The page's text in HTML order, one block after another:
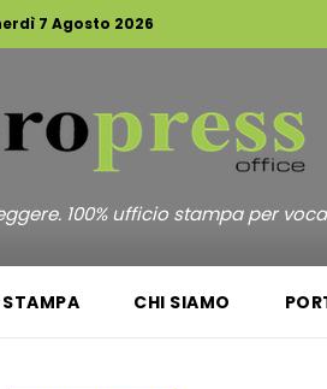
7 Agosto 2026
100% ufficio stampa per
STAMPA CHI SIAMO